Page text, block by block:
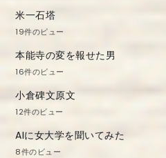
米一石塔
19件のビュー
本能寺の変を報せた男
16件のビュー
小倉碑文原文
12件のビュー
AIに女大学を聞いてみた
8件のビュー